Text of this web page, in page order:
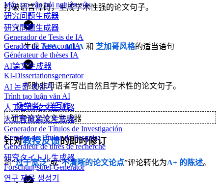
Máy tạo câu hỏi nghiên cứu
研究问题生成器
研究問題生成器
Generador de Tesis de IA
Gerador de Tese com IA
Générateur de thèses IA
AI論文生成器
KI-Dissertationsgenerator
AI 논문 생성기
Trình tạo luận văn AI
人工智能论文生成器
人工智慧論文生成器
Generador de Títulos de Investigación
Gerador de Títulos de Pesquisa
Générateur de titres de recherche
研究タイトル生成器
Forschungstitel-Generator
연구 제목 생성기
打破语言障碍，生成学术性强的论文句子。
生成APA、MLA 和 芝加哥风格的适当语句
帮助非母语者写出自然且学术性的论文句子。
像学者一样写作
✨研究论文论文生成器
针对教授反馈的即时修订
将“过于宽泛”或“不清晰的论文论点”评论转化为A+ 的陈述。